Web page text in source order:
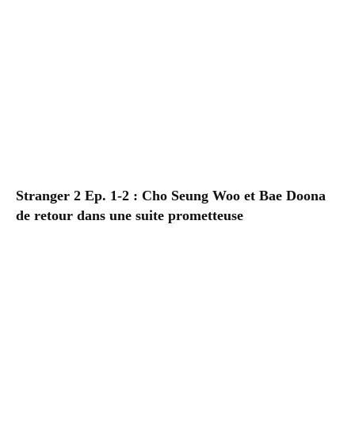
Stranger 2 Ep. 1-2 : Cho Seung Woo et Bae Doona
de retour dans une suite prometteuse